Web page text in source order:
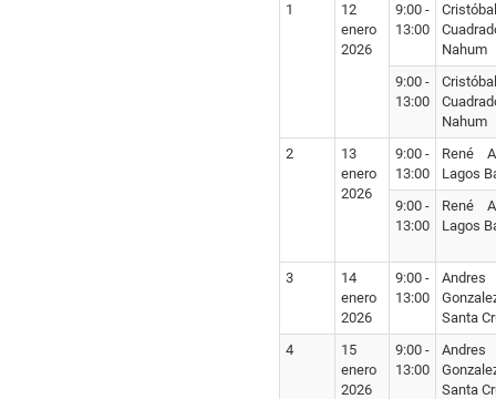
1
12
enero
2026
9:00 -
13:00
Cristóbal
Nahum
9:00 -
13:00
Cristóbal
Nahum
2
13
enero
2026
9:00 -
13:00
René
Lagos
9:00 -
13:00
René
Lagos
3
14
enero
2026
9:00 -
13:00
Andres
Santa
4
15
enero
2026
9:00 -
13:00
Andres
Santa